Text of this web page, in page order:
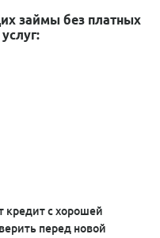
займы без платных
кредит с хорошей
перед новой